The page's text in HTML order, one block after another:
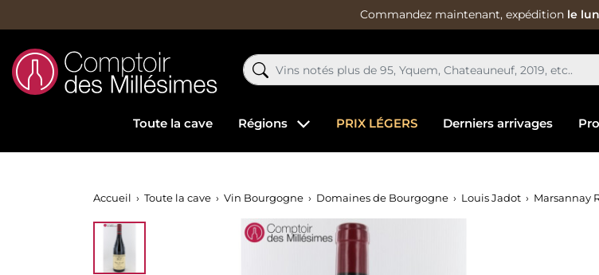
Commandez maintenant, expédition le
Toute la cave Régions PRIX LÉGERS Derniers arrivages
Accueil Toute la cave Vin Bourgogne Domaines de Bourgogne Louis Jadot Marsannay